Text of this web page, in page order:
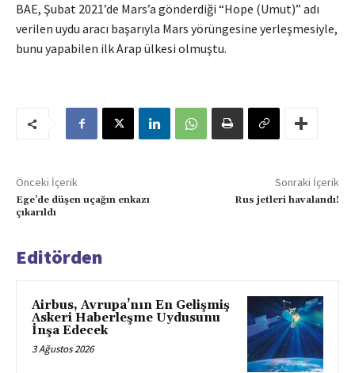
BAE, Şubat 2021’de Mars’a gönderdiği “Hope (Umut)” adı
verilen uydu aracı başarıyla Mars yörüngesine yerleşmesiyle,
bunu yapabilen ilk Arap ülkesi olmuştu.
Önceki İçerik
Ege’de düşen uçağın enkazı
çıkarıldı
Sonraki İçerik
Rus jetleri havalandı!
Editörden
Airbus, Avrupa’nın En Gelişmiş
Askeri Haberleşme Uydusunu
İnşa Edecek
3 Ağustos 2026